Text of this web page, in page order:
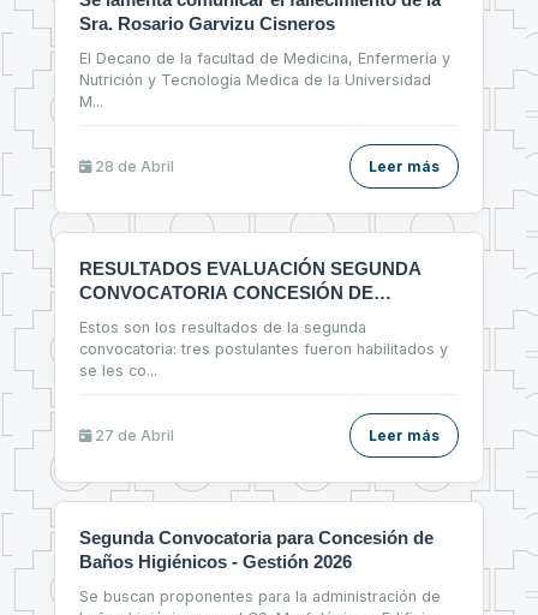
Sra. Rosario Garvizu Cisneros
El Decano de la facultad de Medicina, Enfermería y
Nutrición y Tecnología Medica de la Universidad
M...
28 de Abril Leer más
RESULTADOS EVALUACIÓN SEGUNDA
CONVOCATORIA CONCESIÓN DE
Estos son los resultados de la segunda
convocatoria: tres postulantes fueron habilitados y
se les co...
27 de Abril Leer más
Segunda Convocatoria para Concesión de
Baños Higiénicos - Gestión 2026
Se buscan proponentes para la administración de